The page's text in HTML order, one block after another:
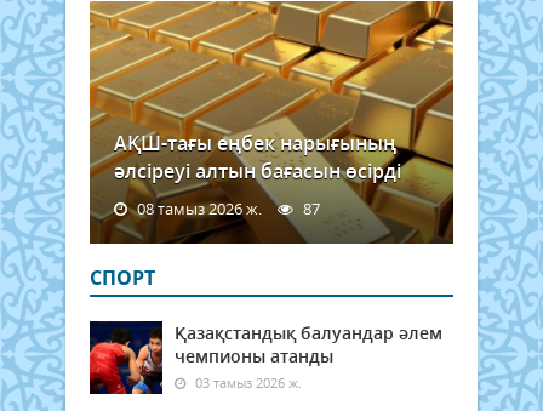
АҚШ-тағы еңбек нарығының
әлсіреуі алтын бағасын өсірді
08 тамыз 2026 ж. 87
СПОРТ
Қазақстандық балуандар әлем
чемпионы атанды
03 тамыз 2026 ж.